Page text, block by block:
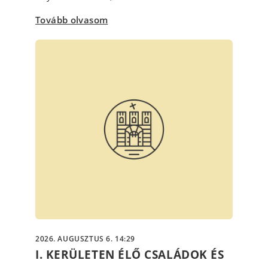
Tovább olvasom
2026. AUGUSZTUS 6. 14:29
I. KERÜLETEN ÉLŐ CSALÁDOK ÉS